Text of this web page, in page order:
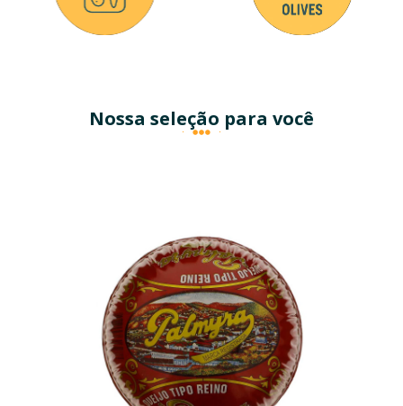
Nossa seleção para você